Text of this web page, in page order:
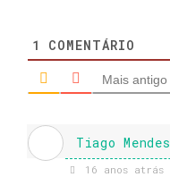
1 COMENTÁRIO
Mais antigo
Tiago Mendes
16 anos atrás